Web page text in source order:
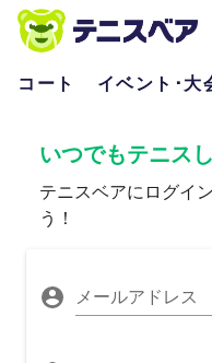
コート イベント･大
いつでもテニス
テニスベアにログイ
う！
メールアドレス